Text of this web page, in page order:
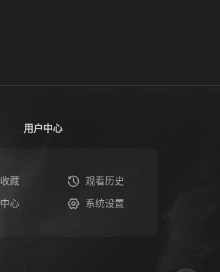
用户中心
藏 观看历史
心 系统设置